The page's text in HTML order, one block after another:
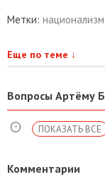
Метки:
Еще по теме ↓
Вопросы Артёму
ПОКАЗАТЬ ВСЕ
Комментарии